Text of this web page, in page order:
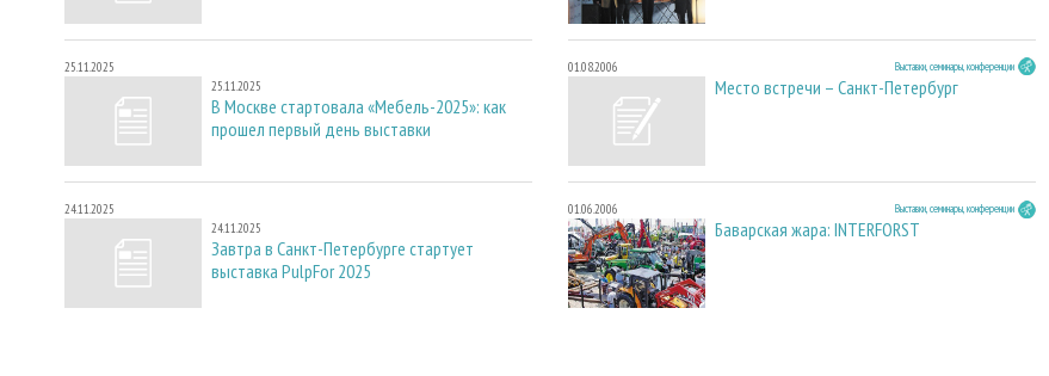
25.11.2025
25.11.2025
В Москве стартовала «Мебель-2025»: как
прошел первый день выставки
24.11.2025
24.11.2025
Завтра в Санкт-Петербурге стартует
выставка PulpFor 2025
01.08.2006 Выставки, семинары, конференции
Место встречи – Санкт-Петербург
01.06.2006 Выставки, семинары, конференции
Баварская жара: INTERFORST